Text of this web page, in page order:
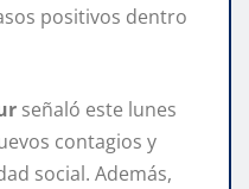
positivos dentro
señaló este lunes
contagios y
social. Además,